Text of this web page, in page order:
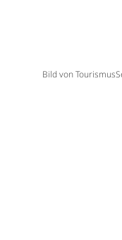
Bild von